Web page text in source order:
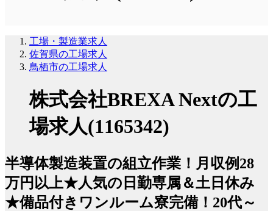
工場・製造業求人
佐賀県の工場求人
鳥栖市の工場求人
株式会社BREXA Nextの工
場求人(1165342)
半導体製造装置の組立作業！月収例28
万円以上★人気の日勤専属＆土日休み
★備品付きワンルーム寮完備！20代～